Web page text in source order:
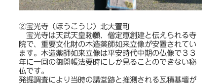
②宝光寺（ほうこうじ）北大萱町
宝光寺は天武天皇勅願、僧定恵創建と伝えられる寺
院で、重要文化財の木造薬師如来立像が安置されてい
ます。木造薬師如来立像は平安時代中期の仏像で３３
年に一回の御開帳法要時にしか見ることのできない秘
仏です。
発掘調査により当時の講堂跡と推測される瓦積基壇が